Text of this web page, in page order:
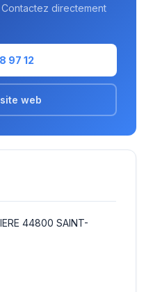
directement
97 12
web
44800 SAINT-